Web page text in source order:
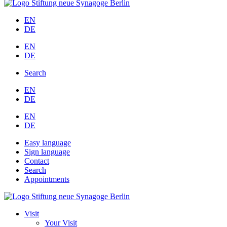
EN
DE
EN
DE
Search
EN
DE
EN
DE
Easy language
Sign language
Contact
Search
Appointments
Visit
Your Visit